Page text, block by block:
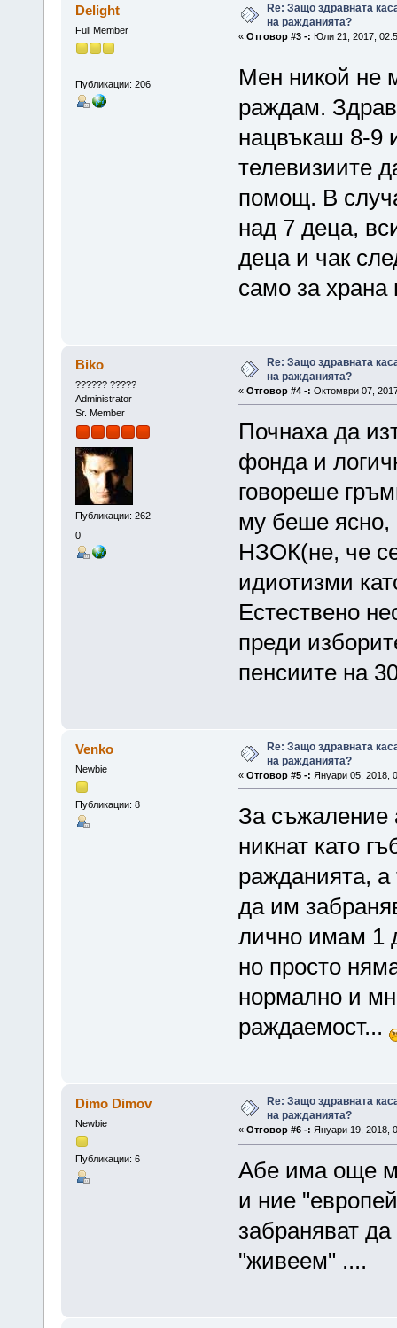
Delight
Full Member
Публикации: 206
Re: Защо здравната
на ражданията?
« Отговор #3 -: Юли 21, 2017,
Мен никой не
раждам.
нацвъкаш 8-9
телевизиите
помощ. В
над 7 деца,
деца и чак
само за храна
Biko
?????? ?????
Administrator
Sr. Member
Публикации: 262
0
Re: Защо здравната
на ражданията?
« Отговор #4 -: Октомври 07,
Почнаха да
фонда и
говореше
му беше ясно,
НЗОК(не, че
идиотизми
Естествено
преди
пенсиите на
Venko
Newbie
Публикации: 8
Re: Защо здравната
на ражданията?
« Отговор #5 -: Януари 05, 2018,
За съжаление
никнат като
ражданията, а
да им
лично имам 1
но просто
нормално и
раждаемост...
Dimo Dimov
Newbie
Публикации: 6
Re: Защо здравната
на ражданията?
« Отговор #6 -: Януари 19, 2018,
Абе има още
и ние
забраняват
"живеем" ....